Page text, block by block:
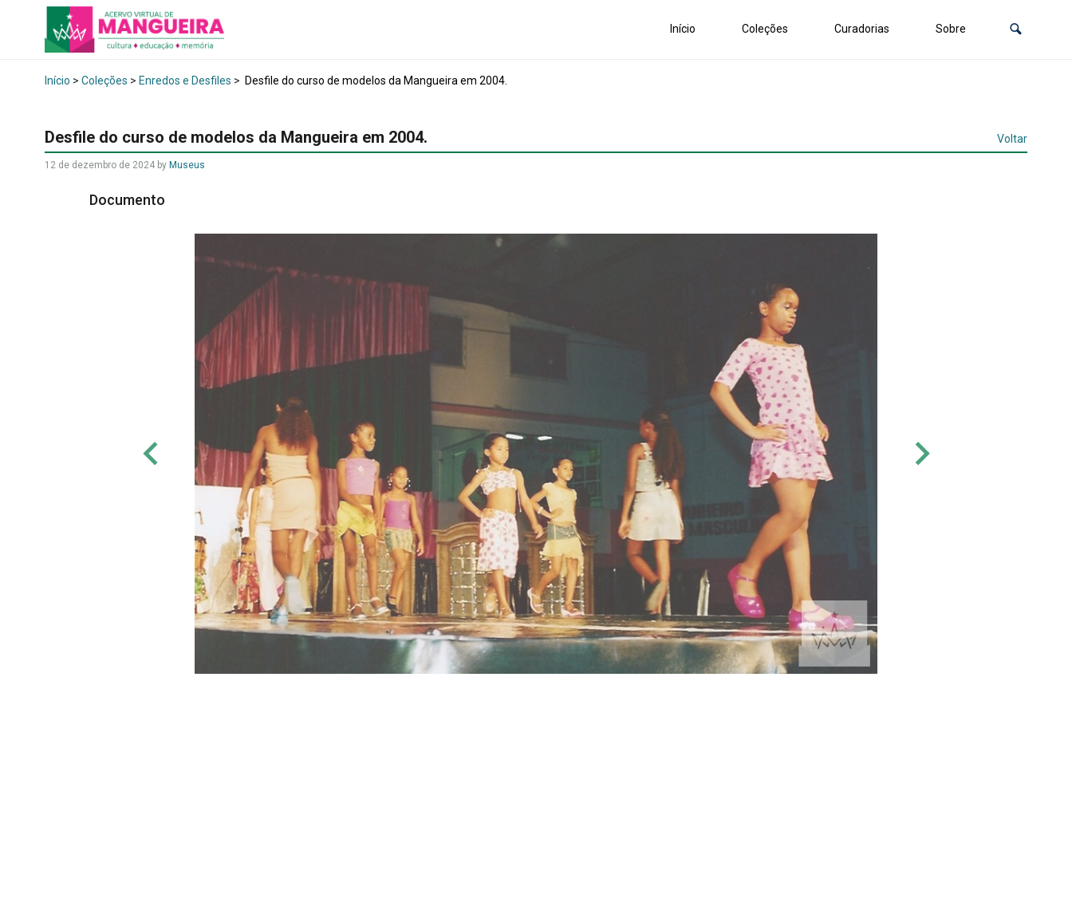
Início Coleções Curadorias Sobre
Início > Coleções > Enredos e Desfiles > Desfile do curso de modelos da Mangueira em 2004.
Desfile do curso de modelos da Mangueira em 2004. Voltar
12 de dezembro de 2024 by Museus
Documento